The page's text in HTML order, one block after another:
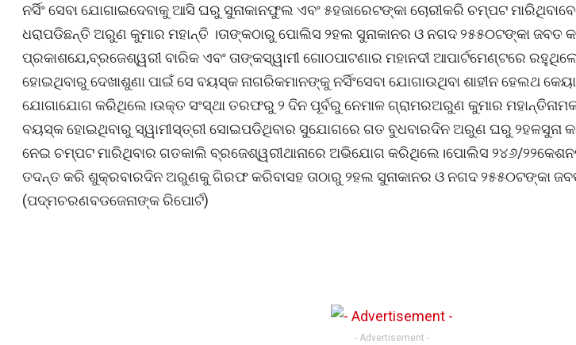
ନର୍ସିଂ ସେବା ଯୋଗାଇଦେବାକୁ ଆସି ଘରୁ ସୁନାକାନଫୁଲ ଏବଂ ୫ହଜାରେଟଙ୍କା ଚୋରୀକରି ଚମ୍ପଟ
ଧରାପଡିଛନ୍ତି ଅରୁଣ କୁମାର ମହାନ୍ତି ।ତାଙ୍କଠାରୁ ପୋଲିସ ୨ହଲ ସୁନାକାନର ଓ ନଗଦ ୨୫୫୦ଟଙ୍କା ଜବତ
ପ୍ରକାଶଯେ,ବ୍ରଜେଶ୍ୱରୀ ବାରିକ ଏବଂ ତାଙ୍କସ୍ୱାମୀ ଗୋଠପାଟଣାର ମହାନଦୀ ଆପାର୍ଟମେଣ୍ଟରେ
ହୋଇଥିବାରୁ ଦେଖାଶୁଣା ପାଇଁ ସେ ବୟସ୍କ ନାଗରିକମାନଙ୍କୁ ନର୍ସିଂସେବା ଯୋଗାଉଥିବା ଶାହୀନ ହେଲଥ
ଯୋଗାଯୋଗ କରିଥିଲେ।ଉକ୍ତ ସଂସ୍ଥା ତରଫରୁ ୨ ଦିନ ପୂର୍ବରୁ ନେମାଳ ଗ୍ରାମରଅରୁଣ କୁମାର
ବୟସ୍କ ହୋଇଥିବାରୁ ସ୍ୱାମୀସ୍ତ୍ରୀ ସୋଇପଡିଥିବାର ସୁଯୋଗରେ ଗତ ବୁଧବାରଦିନ ଅରୁଣ ଘରୁ ୨ହଳସୁନା
ନେଇ ଚମ୍ପଟ ମାରିଥିବାର ଗତକାଲି ବ୍ରଜେଶ୍ୱରୀଥାନାରେ ଅଭିଯୋଗ କରିଥିଲେ।ପୋଲିସ ୨୪୬/
ତଦନ୍ତ କରି ଶୁକ୍ରବାରଦିନ ଅରୁଣକୁ ଗିରଫ କରିବାସହ ତାଠାରୁ ୨ହଲ ସୁନାକାନର ଓ ନଗଦ ୨୫୫୦ଟଙ୍କା
(ପଦ୍ମଚରଣବଡଜେନାଙ୍କ ରିପୋର୍ଟ)
- Advertisement -